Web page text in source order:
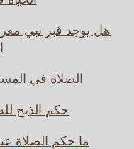
هل يوجد قبر نبي
الصلاة في
حكم الذبح
ما حكم الصلاة